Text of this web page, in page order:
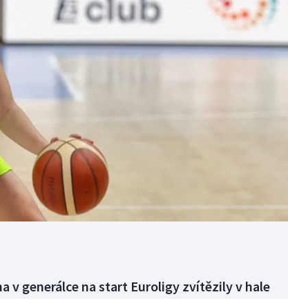
Moderní pětiboj
Motorsport
Parasport
Plavání
Plážový volejbal
Triatlon
Veslování
v generálce na start Euroligy zvítězily v hale